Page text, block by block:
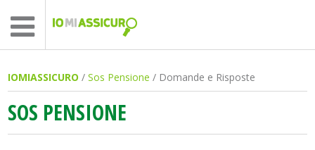
IOMIASSICURO /Sos Pensione / Domande e Risposte
SOS PENSIONE